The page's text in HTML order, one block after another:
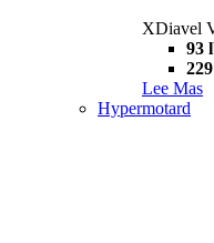
XDiavel
93
Lee Mas
Hypermotard